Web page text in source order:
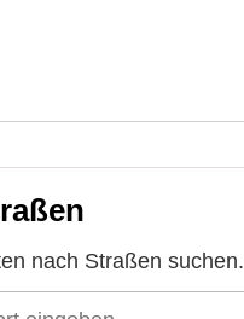
nach Straßen suchen.